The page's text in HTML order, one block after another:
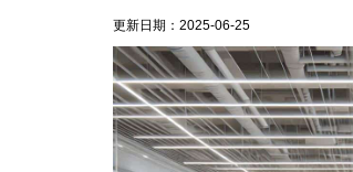
更新日期： 2025-06-25